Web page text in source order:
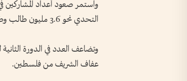
واستمر صعود أعداد المشاركين
التحدي نحو 3.6 مليون طالب وطالبة من 19 دولة وتوج الطالب عبد الله فرح جلود من الجزائر باللقب.
عفاف الشريف من فلسطين.